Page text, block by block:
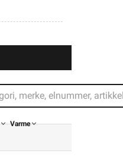
Varme